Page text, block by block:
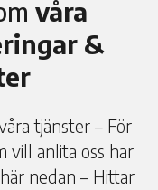
våra
&
tjänster – För
vill anlita oss har
nedan – Hittar